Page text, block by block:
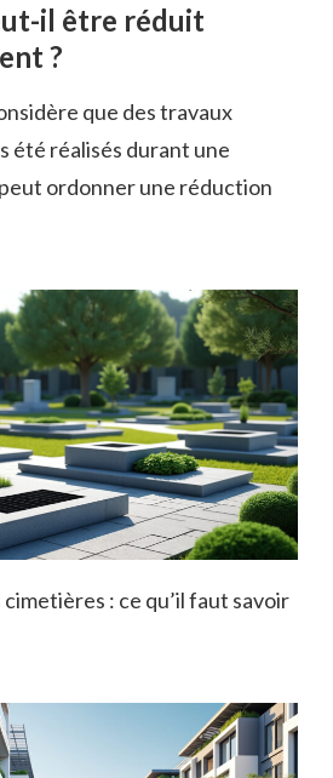
il être réduit
?
que des travaux
été réalisés durant une
ordonner une réduction
: ce qu’il faut savoir